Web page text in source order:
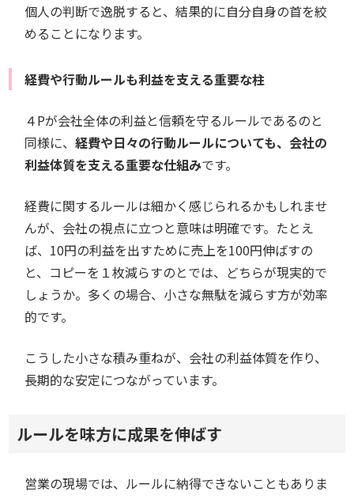
個人の判断で逸脱すると、結果的に自分自身の首を絞
めることになります。
経費や行動ルールも利益を支える重要な柱
４Pが会社全体の利益と信頼を守るルールであるのと
同様に、経費や日々の行動ルールについても、会社の
利益体質を支える重要な仕組みです。
経費に関するルールは細かく感じられるかもしれませ
んが、会社の視点に立つと意味は明確です。たとえ
ば、10円の利益を出すために売上を100円伸ばすの
と、コピーを１枚減らすのとでは、どちらが現実的で
しょうか。多くの場合、小さな無駄を減らす方が効率
的です。
こうした小さな積み重ねが、会社の利益体質を作り、
長期的な安定につながっています。
ルールを味方に成果を伸ばす
営業の現場では、ルールに納得できないこともありま